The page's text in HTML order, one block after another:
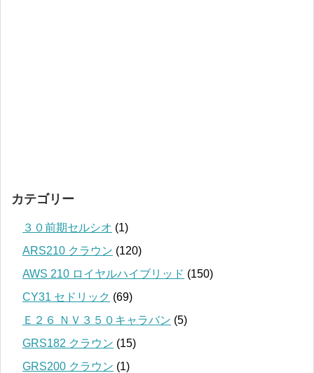
カテゴリー
３０前期セルシオ (1)
ARS210 クラウン (120)
AWS 210 ロイヤルハイブリッド (150)
CY31 セドリック (69)
Ｅ２６ ＮＶ３５０キャラバン (5)
GRS182 クラウン (15)
GRS200 クラウン (1)